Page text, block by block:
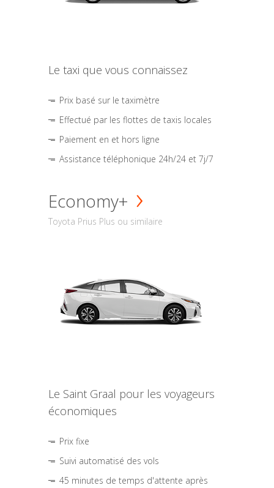
Le taxi que vous connaissez
Prix basé sur le taximètre
Effectué par les flottes de taxis locales
Paiement en et hors ligne
Assistance téléphonique 24h/24 et 7j/7
Economy+
Toyota Prius Plus ou similaire
Le Saint Graal pour les voyageurs
économiques
Prix fixe
Suivi automatisé des vols
45 minutes de temps d'attente après